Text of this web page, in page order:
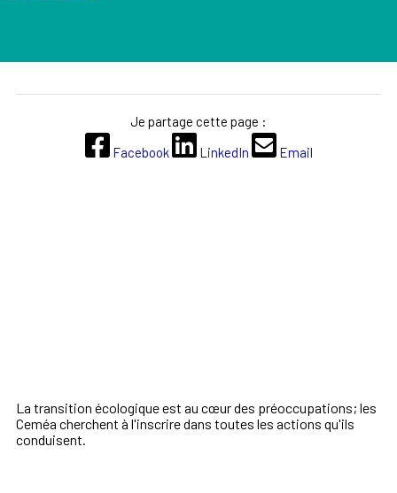
La transition écologique est au cœur des préoccupations; les
Ceméa cherchent à l'inscrire dans toutes les actions qu'ils
conduisent.
Je partage cette page :
Facebook
LinkedIn Email